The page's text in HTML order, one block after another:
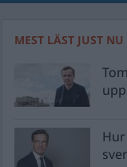
MEST LÄST JUST NU